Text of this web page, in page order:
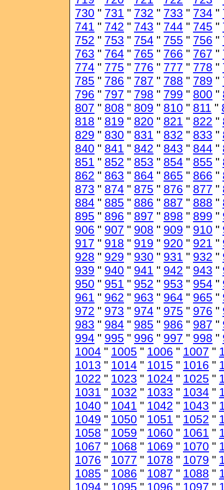
730 " 731 " 732 " 733 " 734 "
741 " 742 " 743 " 744 " 745 "
752 " 753 " 754 " 755 " 756 "
763 " 764 " 765 " 766 " 767 "
774 " 775 " 776 " 777 " 778 "
785 " 786 " 787 " 788 " 789 "
796 " 797 " 798 " 799 " 800 "
807 " 808 " 809 " 810 " 811 "
818 " 819 " 820 " 821 " 822 "
829 " 830 " 831 " 832 " 833 "
840 " 841 " 842 " 843 " 844 "
851 " 852 " 853 " 854 " 855 "
862 " 863 " 864 " 865 " 866 "
873 " 874 " 875 " 876 " 877 "
884 " 885 " 886 " 887 " 888 "
895 " 896 " 897 " 898 " 899 "
906 " 907 " 908 " 909 " 910 "
917 " 918 " 919 " 920 " 921 "
928 " 929 " 930 " 931 " 932 "
939 " 940 " 941 " 942 " 943 "
950 " 951 " 952 " 953 " 954 "
961 " 962 " 963 " 964 " 965 "
972 " 973 " 974 " 975 " 976 "
983 " 984 " 985 " 986 " 987 "
994 " 995 " 996 " 997 " 998 "
1004 " 1005 " 1006 " 1007 "
1013 " 1014 " 1015 " 1016 "
1022 " 1023 " 1024 " 1025 "
1031 " 1032 " 1033 " 1034 "
1040 " 1041 " 1042 " 1043 "
1049 " 1050 " 1051 " 1052 "
1058 " 1059 " 1060 " 1061 "
1067 " 1068 " 1069 " 1070 "
1076 " 1077 " 1078 " 1079 "
1085 " 1086 " 1087 " 1088 "
1094 " 1095 " 1096 " 1097 "